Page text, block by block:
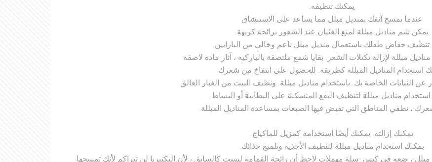
يمكنك تنظيفه.
عندما تمسح أنفك بمنديل مبلل مما يساعد على الاستنشاق
يمكن شم مناديل مبللة لمنع الغثيان عند الشعور برائحة كريهة.
تنظيف حفاض طفلك باستعمال منديل مبلل ناعم وخالي من البارابين.
مبللة لإزالة تكتلات الشعر. بقايا شمع ملتصقة بالباركيه ، آثار مادة لاصقة
استخدام المناديل المبللة كطريقة. للحصول على انتفاخ من شعرك
عن النباتات الخاصة بك. باستخدام مناديل مبللة. ونظيف البيت من الغبار العالق
مناديل مبللة لتنظيف البقع المنسكبة على البطانية أو البساط
، نظفي المناطق التي تفيض فيها الصبغات بمساعدة المناديل المبللة.
يمكنك إزالته. يمكنك أيضًا استخدامه كمزيل للماكياج.
يمكنك استخدام مناديل مبللة لتنظيف الأحذية وتلميع حذائك.
، ضعه في كيس. سلة مهملات لاحظ أن رائحة القمامة ليست كالسابق ، لأن البكتيريا لن تتراكم لأنك تمسحها